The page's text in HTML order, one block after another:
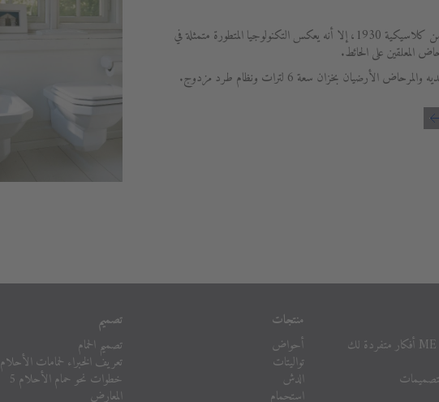
وعلى الرغم من كلاسيكية 1930، إلا أنه يعكس التكنولوجيا المتطورة متمثلة في
المعلقين على الحائط.
الأرضيان بخزان سعة 6 لترات ونظام طرد مزدوج.
ME by Starck أفكار متفردة لك
منتجات
أحواض
تواليتات
الدش
استحمام
تصميم
تصميم الحمام
تعريف الخبراء لحمامات الأحلام
خطوات نحو حمام الأحلام 5
المعارض